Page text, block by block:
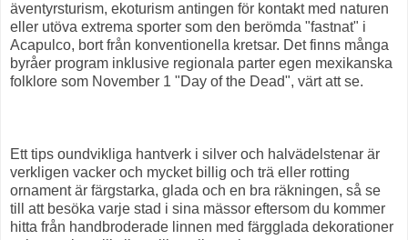
äventyrsturism, ekoturism antingen för kontakt med naturen
eller utöva extrema sporter som den berömda "fastnat" i
Acapulco, bort från konventionella kretsar. Det finns många
byråer program inklusive regionala parter egen mexikanska
folklore som November 1 "Day of the Dead", värt att se.
Ett tips oundvikliga hantverk i silver och halvädelstenar är
verkligen vacker och mycket billig och trä eller rotting
ornament är färgstarka, glada och en bra räkningen, så se
till att besöka varje stad i sina mässor eftersom du kommer
hitta från handbroderade linnen med färgglada dekorationer